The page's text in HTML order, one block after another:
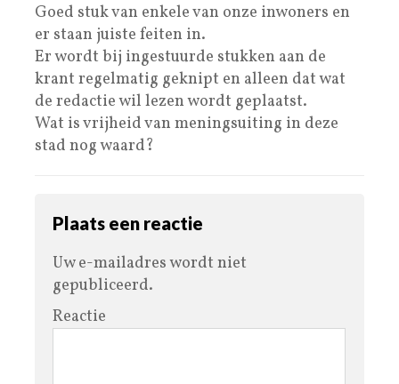
Goed stuk van enkele van onze inwoners en
er staan juiste feiten in.
Er wordt bij ingestuurde stukken aan de
krant regelmatig geknipt en alleen dat wat
de redactie wil lezen wordt geplaatst.
Wat is vrijheid van meningsuiting in deze
stad nog waard?
Plaats een reactie
Uw e-mailadres wordt niet
gepubliceerd.
Reactie